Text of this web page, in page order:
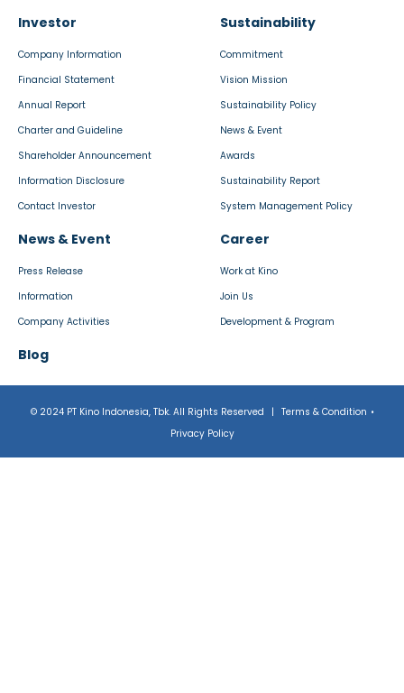
Investor
Company Information
Financial Statement
Annual Report
Charter and Guideline
Shareholder Announcement
Information Disclosure
Contact Investor
Sustainability
Commitment
Vision Mission
Sustainability Policy
News & Event
Awards
Sustainability Report
System Management Policy
News & Event
Press Release
Information
Company Activities
Career
Work at Kino
Join Us
Development & Program
Blog
© 2024 PT Kino Indonesia, Tbk. All Rights Reserved | Terms & Condition •
Privacy Policy